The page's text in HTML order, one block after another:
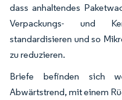
dass anhaltendes
Verpackungs- und
standardisieren und so
zu reduzieren.
Briefe befinden sich
Abwärtstrend, mit einem